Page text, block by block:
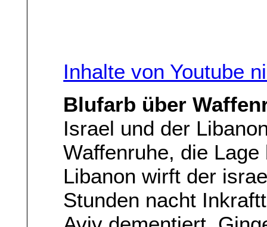
Inhalte von Youtube
Blufarb über
Israel und der
Waffenruhe, die
Libanon wirft der
Stunden nacht